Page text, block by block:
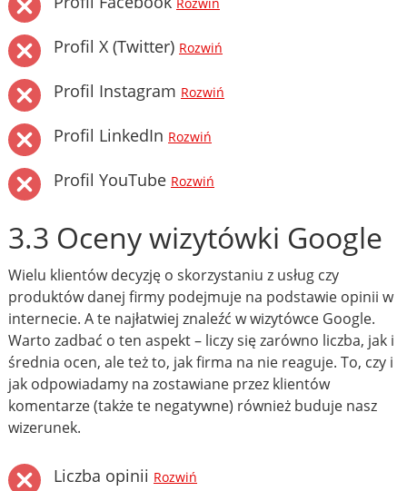
Rozwiń
Profil X (Twitter) Rozwiń
Profil Instagram Rozwiń
Profil LinkedIn Rozwiń
Profil YouTube Rozwiń
3.3 Oceny wizytówki Google
Wielu klientów decyzję o skorzystaniu z usług czy
produktów danej firmy podejmuje na podstawie opinii w
internecie. A te najłatwiej znaleźć w wizytówce Google.
Warto zadbać o ten aspekt – liczy się zarówno liczba, jak i
średnia ocen, ale też to, jak firma na nie reaguje. To, czy i
jak odpowiadamy na zostawiane przez klientów
komentarze (także te negatywne) również buduje nasz
wizerunek.
Liczba opinii Rozwiń